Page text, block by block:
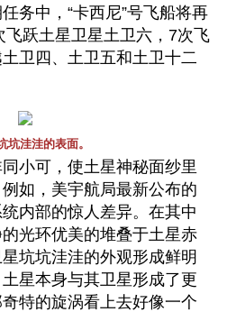
务中，“卡西尼”号飞船将再
跃土星卫星土卫六，7次飞
卫四、土卫五和土卫十二
坑洼洼的表面。
小可，使土星神秘面纱里
如，美宇航局最新公布的
内部的惊人差异。在其中
光环优美的堆叠于土星赤
坑坑洼洼的外观形成鲜明
星本身与其卫星形成了更
特的旋涡看上去好像一个